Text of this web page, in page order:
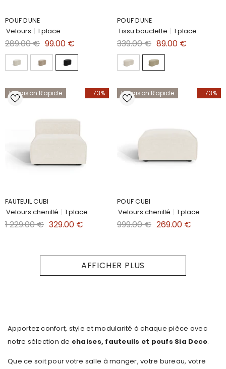
POUF DUNE
Velours | 1 place
289.00 € 99.00 €
POUF DUNE
Tissu bouclette | 1 place
339.00 € 89.00 €
-73%
Livraison Rapide
FAUTEUIL CUBI
Velours chenillé | 1 place
1 229.00 € 329.00 €
-73%
Livraison Rapide
POUF CUBI
Velours chenillé | 1 place
999.00 € 269.00 €
AFFICHER PLUS
Apportez confort, style et modularité à chaque pièce avec
notre sélection de chaises, fauteuils et poufs Sia Deco.
Que ce soit pour votre salle à manger, votre bureau, votre